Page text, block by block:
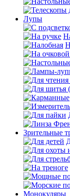
Лупы
Зрительные
Монокуляры